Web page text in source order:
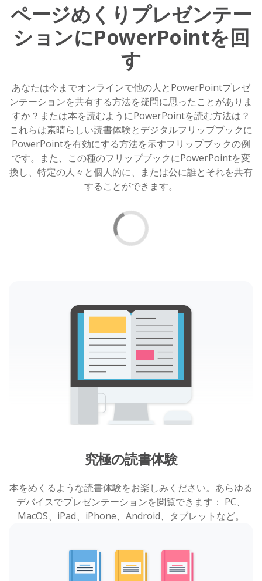
ページめくりプレゼンテー
ションにPowerPointを回
す
あなたは今までオンラインで他の人とPowerPointプレゼ
ンテーションを共有する方法を疑問に思ったことがありま
すか？または本を読むようにPowerPointを読む方法は？
これらは素晴らしい読書体験とデジタルフリップブックに
PowerPointを有効にする方法を示すフリップブックの例
です。また、この種のフリップブックにPowerPointを変
換し、特定の人々と個人的に、または公に誰とそれを共有
することができます。
究極の読書体験
本をめくるような読書体験をお楽しみください。あらゆる
デバイスでプレゼンテーションを閲覧できます： PC、
MacOS、iPad、iPhone、Android、タブレットなど。